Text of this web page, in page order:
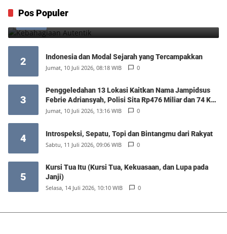
Pos Populer
1 Kebahagiaan Autentik
2 Indonesia dan Modal Sejarah yang Tercampakkan
Jumat, 10 Juli 2026, 08:18 WIB 0
3
Penggeledahan 13 Lokasi Kaitkan Nama Jampidsus
Febrie Adriansyah, Polisi Sita Rp476 Miliar dan 74 Kg
Emas
Jumat, 10 Juli 2026, 13:16 WIB 0
4 Introspeksi, Sepatu, Topi dan Bintangmu dari Rakyat
Sabtu, 11 Juli 2026, 09:06 WIB 0
5
Kursi Tua Itu (Kursi Tua, Kekuasaan, dan Lupa pada
Janji)
Selasa, 14 Juli 2026, 10:10 WIB 0